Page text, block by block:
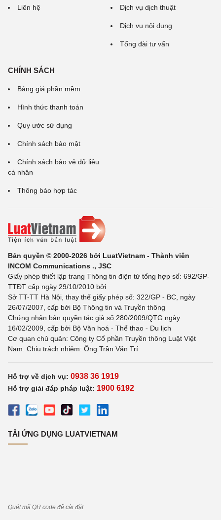
Liên hệ Dịch vụ dịch thuật
Dịch vụ nội dung
Tổng đài tư vấn
CHÍNH SÁCH
Bảng giá phần mềm
Hình thức thanh toán
Quy ước sử dụng
Chính sách bảo mật
Chính sách bảo vệ dữ liệu
cá nhân
Thông báo hợp tác
Bản quyền © 2000-2026 bởi LuatVietnam - Thành viên
INCOM Communications ., JSC
Giấy phép thiết lập trang Thông tin điện tử tổng hợp số: 692/GP-
TTĐT cấp ngày 29/10/2010 bởi
Sở TT-TT Hà Nội, thay thế giấy phép số: 322/GP - BC, ngày
26/07/2007, cấp bởi Bộ Thông tin và Truyền thông
Chứng nhận bản quyền tác giả số 280/2009/QTG ngày
16/02/2009, cấp bởi Bộ Văn hoá - Thể thao - Du lịch
Cơ quan chủ quản: Công ty Cổ phần Truyền thông Luật Việt
Nam. Chịu trách nhiệm: Ông Trần Văn Trí
Hỗ trợ về dịch vụ: 0938 36 1919
Hỗ trợ giải đáp pháp luật: 1900 6192
TẢI ỨNG DỤNG LUATVIETNAM
Quét mã QR code để cài đặt